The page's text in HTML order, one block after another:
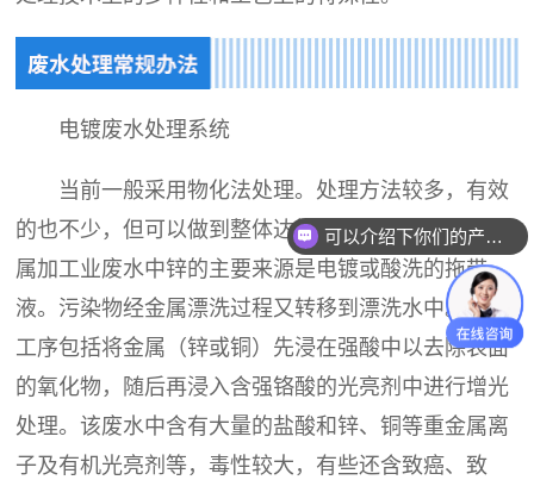
电镀废水处理系统
当前一般采用物化法处理。处理方法较多，有效
的也不少，但可以做到整体达标的并不多。电镀和金
属加工业废水中锌的主要来源是电镀或酸洗的拖带
液。污染物经金属漂洗过程又转移到漂洗水中。酸洗
工序包括将金属（锌或铜）先浸在强酸中以去除表面
的氧化物，随后再浸入含强铬酸的光亮剂中进行增光
处理。该废水中含有大量的盐酸和锌、铜等重金属离
子及有机光亮剂等，毒性较大，有些还含致癌、致
可以介绍下你们的产品么？